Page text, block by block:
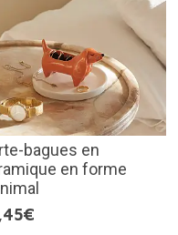
bagues en
en forme